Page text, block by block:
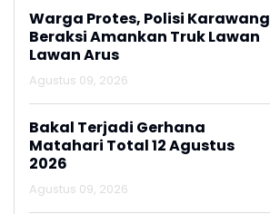
Warga Protes, Polisi Karawang
Beraksi Amankan Truk Lawan
Lawan Arus
Agustus 09, 2026
Bakal Terjadi Gerhana
Matahari Total 12 Agustus
2026
Agustus 09, 2026